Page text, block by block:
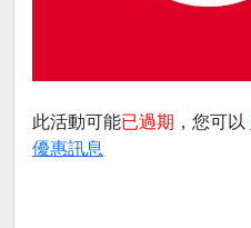
此活動可能已過期 ，您可以
優惠訊息